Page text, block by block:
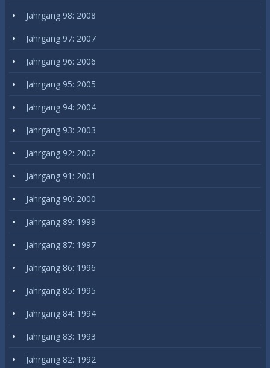
Jahrgang 98: 2008
Jahrgang 97: 2007
Jahrgang 96: 2006
Jahrgang 95: 2005
Jahrgang 94: 2004
Jahrgang 93: 2003
Jahrgang 92: 2002
Jahrgang 91: 2001
Jahrgang 90: 2000
Jahrgang 89: 1999
Jahrgang 87: 1997
Jahrgang 86: 1996
Jahrgang 85: 1995
Jahrgang 84: 1994
Jahrgang 83: 1993
Jahrgang 82: 1992